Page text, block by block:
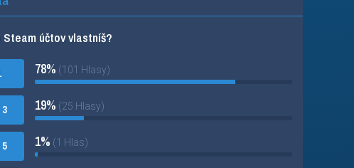
Steam účtov vlastníš?
3
5
78% (101 Hlasy)
19% (25 Hlasy)
1% (1 Hlas)